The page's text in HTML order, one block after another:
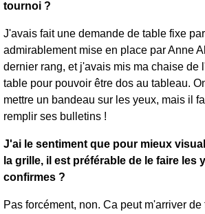
tournoi ?
J'avais fait une demande de table fixe
admirablement mise en place par Anne
dernier rang, et j'avais mis ma chaise de
table pour pouvoir être dos au tableau.
mettre un bandeau sur les yeux, mais il
remplir ses bulletins !
J'ai le sentiment que pour mieux
la grille, il est préférable de le faire les
confirmes ?
Pas forcément, non. Ca peut m'arriver de